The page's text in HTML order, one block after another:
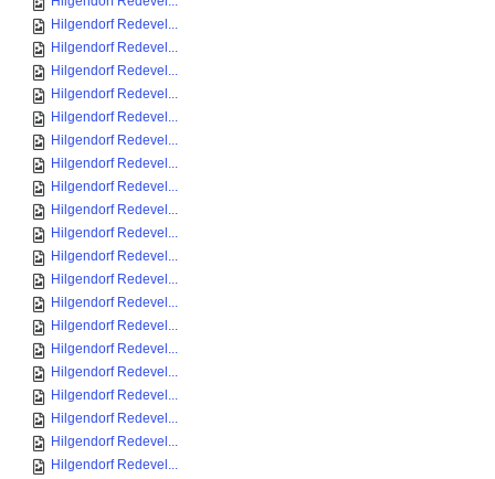
Hilgendorf Redevel...
Hilgendorf Redevel...
Hilgendorf Redevel...
Hilgendorf Redevel...
Hilgendorf Redevel...
Hilgendorf Redevel...
Hilgendorf Redevel...
Hilgendorf Redevel...
Hilgendorf Redevel...
Hilgendorf Redevel...
Hilgendorf Redevel...
Hilgendorf Redevel...
Hilgendorf Redevel...
Hilgendorf Redevel...
Hilgendorf Redevel...
Hilgendorf Redevel...
Hilgendorf Redevel...
Hilgendorf Redevel...
Hilgendorf Redevel...
Hilgendorf Redevel...